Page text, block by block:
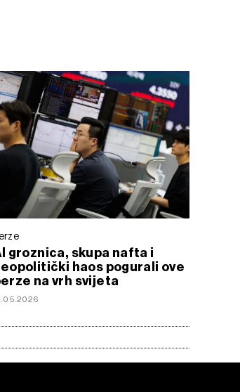
groznica, skupa nafta i
haos pogurali ove
na vrh svijeta